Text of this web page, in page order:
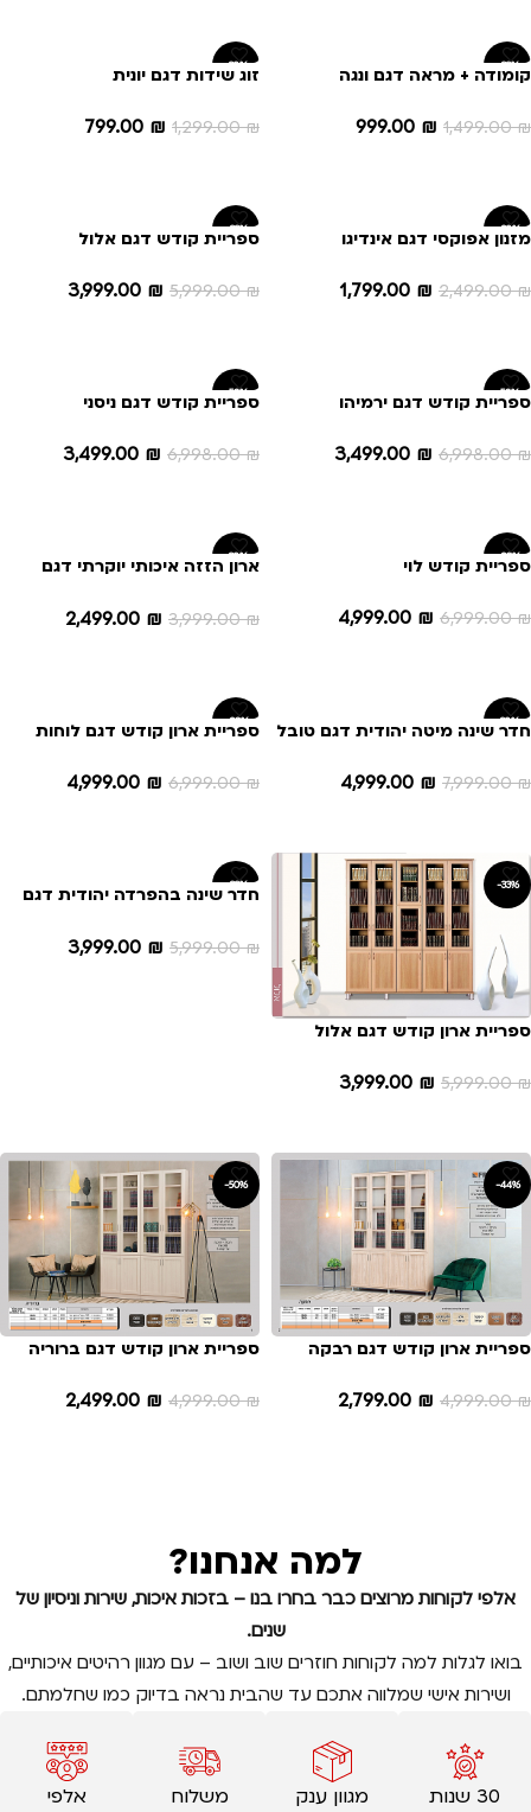
-33%
קומודה + מראה דגם ונגה
1,499.00₪
999.00 ₪
-38%
זוג שידות דגם יונית
1,299.00₪
799.00 ₪
-28%
מזנון אפוקסי דגם אינדיגו
2,499.00₪
1,799.00 ₪
-33%
ספריית קודש דגם אלול
5,999.00₪
3,999.00 ₪
-50%
ספריית קודש דגם ירמיהו
6,998.00₪
3,499.00 ₪
-50%
ספריית קודש דגם ניסני
6,998.00₪
3,499.00 ₪
-29%
ספריית קודש לוי
6,999.00₪
4,999.00 ₪
-38%
ארון הזזה איכותי יוקרתי דגם
3,999.00₪
2,499.00 ₪
-38%
חדר שינה מיטה יהודית דגם טובל
7,999.00₪
4,999.00 ₪
-29%
ספריית ארון קודש דגם לוחות
6,999.00₪
4,999.00 ₪
-33%
ספריית ארון קודש דגם אלול
5,999.00₪
3,999.00 ₪
-33%
חדר שינה בהפרדה יהודית דגם
5,999.00₪
3,999.00 ₪
-44%
ספריית ארון קודש דגם רבקה
4,999.00₪
2,799.00 ₪
-50%
ספריית ארון קודש דגם ברוריה
4,999.00₪
2,499.00 ₪
למה אנחנו?
אלפי לקוחות מרוצים כבר בחרו בנו – בזכות איכות, שירות וניסיון של
שנים.
בואו לגלות למה לקוחות חוזרים שוב ושוב – עם מגוון רהיטים איכותיים,
ושירות אישי שמלווה אתכם עד שהבית נראה בדיוק כמו שחלמתם.
30 שנות
מגוון ענק
משלוח
אלפי